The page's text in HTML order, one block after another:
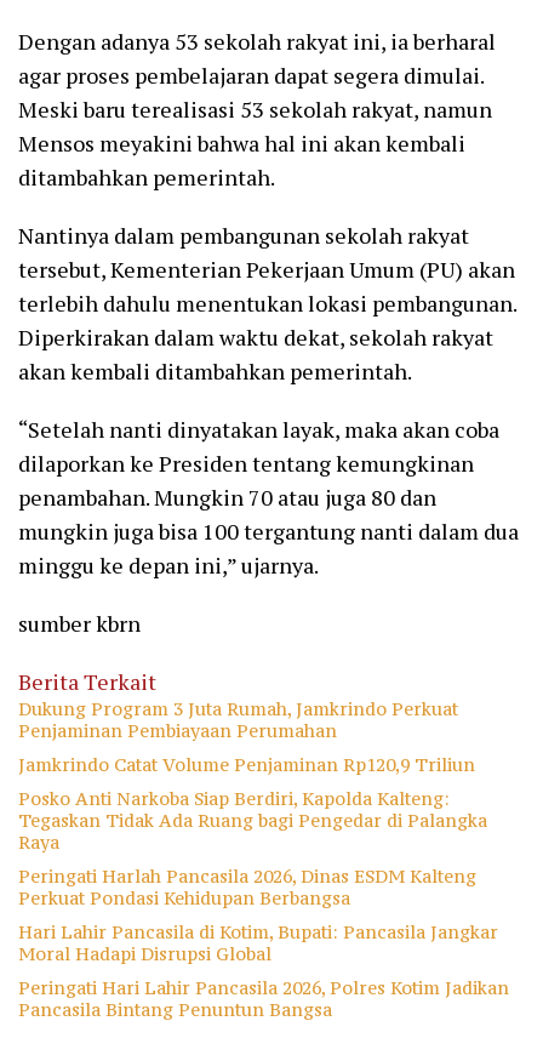
Dengan adanya 53 sekolah rakyat ini, ia berharal
agar proses pembelajaran dapat segera dimulai.
Meski baru terealisasi 53 sekolah rakyat, namun
Mensos meyakini bahwa hal ini akan kembali
ditambahkan pemerintah.
Nantinya dalam pembangunan sekolah rakyat
tersebut, Kementerian Pekerjaan Umum (PU) akan
terlebih dahulu menentukan lokasi pembangunan.
Diperkirakan dalam waktu dekat, sekolah rakyat
akan kembali ditambahkan pemerintah.
“Setelah nanti dinyatakan layak, maka akan coba
dilaporkan ke Presiden tentang kemungkinan
penambahan. Mungkin 70 atau juga 80 dan
mungkin juga bisa 100 tergantung nanti dalam dua
minggu ke depan ini,” ujarnya.
sumber kbrn
Berita Terkait
Dukung Program 3 Juta Rumah, Jamkrindo Perkuat
Penjaminan Pembiayaan Perumahan
Jamkrindo Catat Volume Penjaminan Rp120,9 Triliun
Posko Anti Narkoba Siap Berdiri, Kapolda Kalteng:
Tegaskan Tidak Ada Ruang bagi Pengedar di Palangka
Raya
Peringati Harlah Pancasila 2026, Dinas ESDM Kalteng
Perkuat Pondasi Kehidupan Berbangsa
Hari Lahir Pancasila di Kotim, Bupati: Pancasila Jangkar
Moral Hadapi Disrupsi Global
Peringati Hari Lahir Pancasila 2026, Polres Kotim Jadikan
Pancasila Bintang Penuntun Bangsa